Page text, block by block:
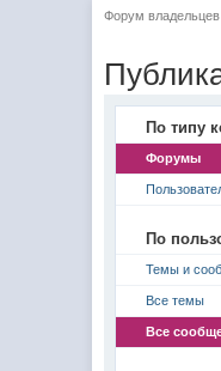
Форум владельцев
По типу
Форумы
По
Темы и
Все темы
Все